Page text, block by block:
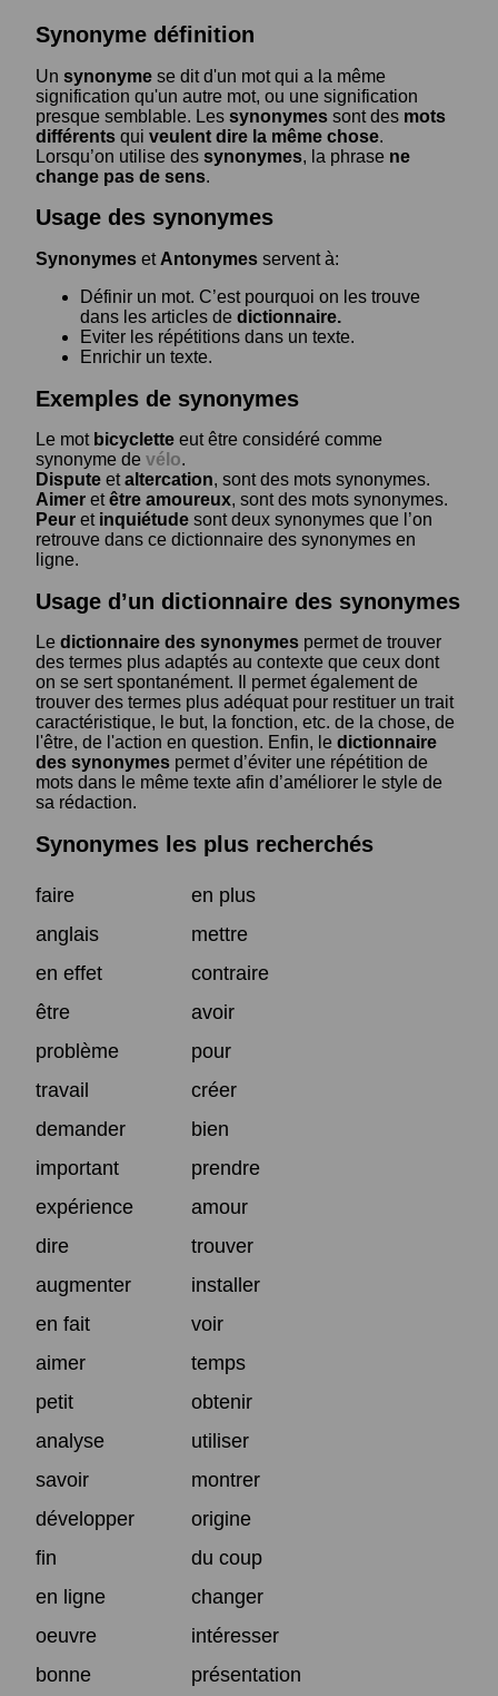
Synonyme définition
Un synonyme se dit d'un mot qui a la même
signification qu'un autre mot, ou une signification
presque semblable. Les synonymes sont des mots
différents qui veulent dire la même chose.
Lorsqu’on utilise des synonymes, la phrase ne
change pas de sens.
Usage des synonymes
Synonymes et Antonymes servent à:
Définir un mot. C’est pourquoi on les trouve
dans les articles de dictionnaire.
Eviter les répétitions dans un texte.
Enrichir un texte.
Exemples de synonymes
Le mot bicyclette eut être considéré comme
synonyme de vélo.
Dispute etaltercation, sont des mots synonymes.
Aimer etêtre amoureux, sont des mots synonymes.
Peur et inquiétude sont deux synonymes que l’on
retrouve dans ce dictionnaire des synonymes en
ligne.
Usage d’un dictionnaire des synonymes
Le dictionnaire des synonymes permet de trouver
des termes plus adaptés au contexte que ceux dont
on se sert spontanément. Il permet également de
trouver des termes plus adéquat pour restituer un trait
caractéristique, le but, la fonction, etc. de la chose, de
l'être, de l'action en question. Enfin, le dictionnaire
des synonymes permet d’éviter une répétition de
mots dans le même texte afin d’améliorer le style de
sa rédaction.
Synonymes les plus recherchés
faire
en plus
anglais
mettre
en effet
contraire
être
avoir
problème
pour
travail
créer
demander
bien
important
prendre
expérience
amour
dire
trouver
augmenter
installer
en fait
voir
aimer
temps
petit
obtenir
analyse
utiliser
savoir
montrer
développer
origine
fin
du coup
en ligne
changer
oeuvre
intéresser
bonne
présentation